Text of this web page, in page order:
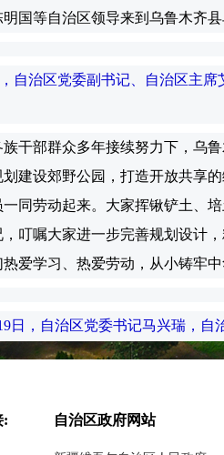
国等自治区领导来到乌鲁木齐
自治区党委副书记、自治区主
部群众多年接续努力下，乌鲁
划建设郊野公园，打造开放共享
一同劳动起来。大家挥锹铲土、
叮嘱大家进一步完善规划设计
爱学习、热爱劳动，从小铸牢
日，自治区党委书记马兴瑞，自
园建设情况。天山网-新疆日报
习近平生态文明思想，认真学
造林绿化，不断提高林草资源总
: 自治区政府网站